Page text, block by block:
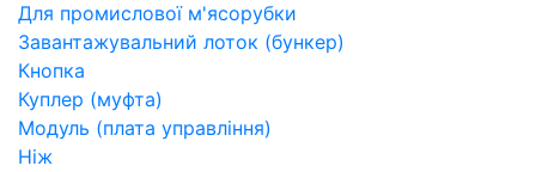
Для промислової м'ясорубки
Завантажувальний лоток (бункер)
Кнопка
Куплер (муфта)
Модуль (плата управління)
Ніж